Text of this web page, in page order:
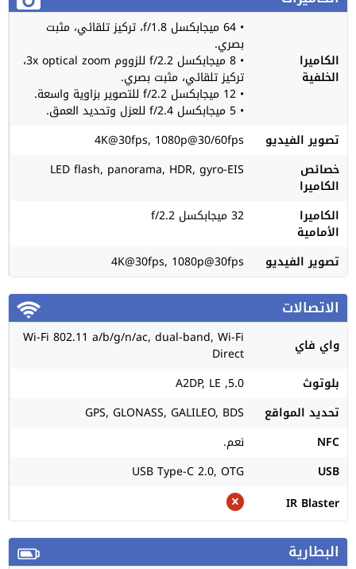
الكاميرا
الخلفية
• 64 ميجابكسل f/1.8، تركيز تلقائي، مثبت
بصري.
• 8 ميجابكسل f/2.2 للزووم 3x optical zoom،
تركيز تلقائي، مثبت بصري.
• 12 ميجابكسل f/2.2 للتصوير بزاوية واسعة.
• 5 ميجابكسل f/2.4 للعزل وتحديد العمق.
تصوير الفيديو
4K@30fps, 1080p@30/60fps
خصائص
الكاميرا
LED flash, panorama, HDR, gyro-EIS
الكاميرا
الأمامية
32 ميجابكسل f/2.2
تصوير الفيديو 4K@30fps, 1080p@30fps
الاتصالات
واي فاي Wi-Fi 802.11 a/b/g/n/ac, dual-band, Wi-Fi
Direct
بلوتوث
5.0, A2DP, LE
تحديد المواقع
GPS, GLONASS, GALILEO, BDS
NFC
نعم.
USB
USB Type-C 2.0, OTG
IR Blaster
البطارية